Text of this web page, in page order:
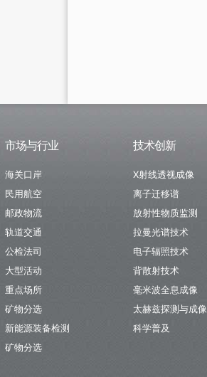
市场与行业
海关口岸
民用航空
邮政物流
轨道交通
公检法司
大型活动
重点场所
矿物分选
新能源装备检测
矿物分选
技术创新
X射线透视成像
离子迁移谱
放射性物质监测
拉曼光谱技术
电子辐照技术
背散射技术
毫米波全息成像
太赫兹探测与成像
科学普及